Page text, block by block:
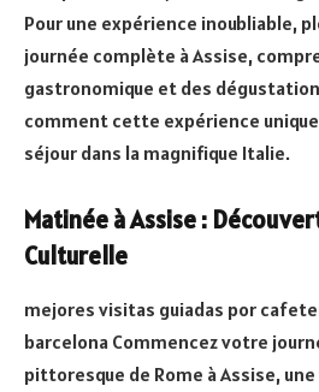
Pour une expérience inoubliable,
journée complète à Assise,
gastronomique et des
comment cette expérience
séjour dans la magnifique Italie.
Matinée à Assise :
Culturelle
mejores visitas guiadas por
barcelona Commencez votre
pittoresque de Rome à Assise,